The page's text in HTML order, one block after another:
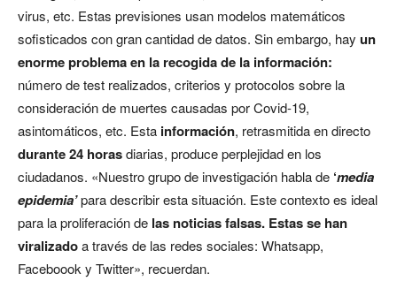
virus, etc. Estas previsiones usan modelos matemáticos
sofisticados con gran cantidad de datos. Sin embargo, hay un
enorme problema en la recogida de la información:
número de test realizados, criterios y protocolos sobre la
consideración de muertes causadas por Covid-19,
asintomáticos, etc. Esta información, retrasmitida en directo
durante 24 horasdiarias, produce perplejidad en los
ciudadanos. «Nuestro grupo de investigación habla de ‘media
epidemia’para describir esta situación. Este contexto es ideal
para la proliferación de las noticias falsas. Estas se han
viralizadoa través de las redes sociales: Whatsapp,
Faceboook y Twitter», recuerdan.